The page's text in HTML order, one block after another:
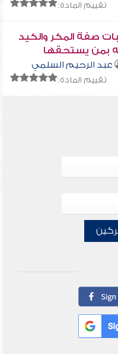
تقييم المادة:
صفة المكر والكيد
بمن يستحقها
عبد الرحيم السلمي
تقييم المادة: